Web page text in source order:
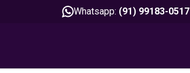
Whatsapp: (91) 99183-0517